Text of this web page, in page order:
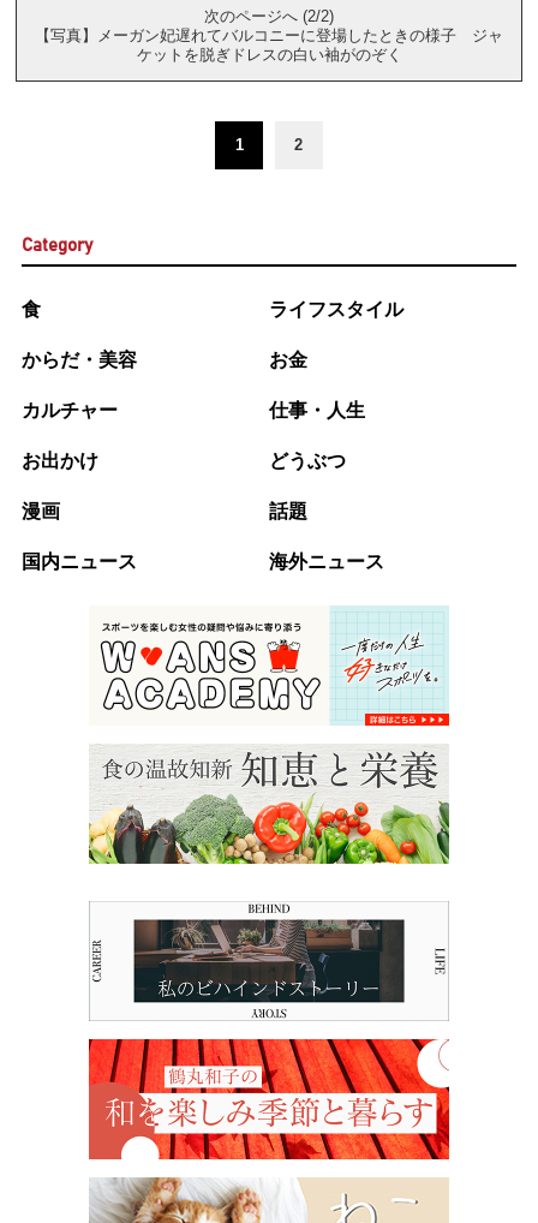
次のページへ (2/2)
【写真】メーガン妃遅れてバルコニーに登場したときの様子 ジャ
ケットを脱ぎドレスの白い袖がのぞく
1 2
Category
食 ライフスタイル
からだ・美容 お金
カルチャー 仕事・人生
お出かけ どうぶつ
漫画 話題
国内ニュース 海外ニュース